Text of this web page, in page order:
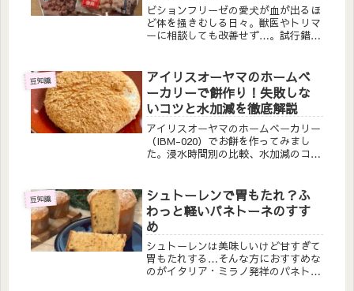
ビションフリーゼの愛犬が血が出るほ
ど体を掻きむしる日々。獣医やトリマ
ーに相談しても改善せず…。試行錯誤
劇的に改善した実体験を詳しく紹介し
ます。同じ悩みを持つ飼い主さんへ。
豆知識
アイリスオーヤマのホームベ
ーカリーで餅作り！失敗しな
いコツと水加減を徹底解説
アイリスオーヤマのホームベーカリー
（IBM-020）でお餅を作ってみまし
た。浸水時間別の比較、水加減のコ
間15分で完成する手軽さに感動！年末
の恒例行事にもおすすめです。
豆知識
シュトーレンで胃もたれ？ふ
わっと軽いパネトーネのすす
め
シュトーレンは美味しいけど甘すぎて
胃もたれする…そんな方におすすめな
のがイタリア・ミラノ発祥のパネトー